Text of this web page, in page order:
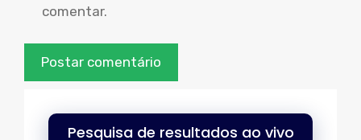
comentar.
Pesquisa de resultados ao vivo